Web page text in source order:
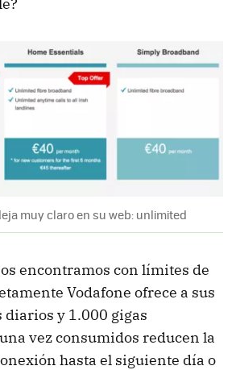
muy claro en su web: unlimited
encontramos con límites de
Vodafone ofrece a sus
diarios y 1.000 gigas
vez consumidos reducen la
hasta el siguiente día o